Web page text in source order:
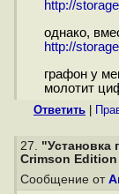
http://
однако,
http://
графон у
молотит
Ответить
27. "Установка
Crimson Edition
Сообщение от